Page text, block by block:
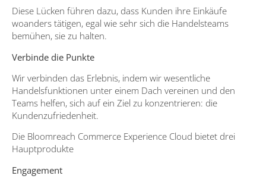
Diese Lücken führen dazu, dass Kunden ihre Einkäufe
woanders tätigen, egal wie sehr sich die Handelsteams
bemühen, sie zu halten.
Verbinde die Punkte
Wir verbinden das Erlebnis, indem wir wesentliche
Handelsfunktionen unter einem Dach vereinen und den
Teams helfen, sich auf ein Ziel zu konzentrieren: die
Kundenzufriedenheit.
Die Bloomreach Commerce Experience Cloud bietet drei
Hauptprodukte
Engagement